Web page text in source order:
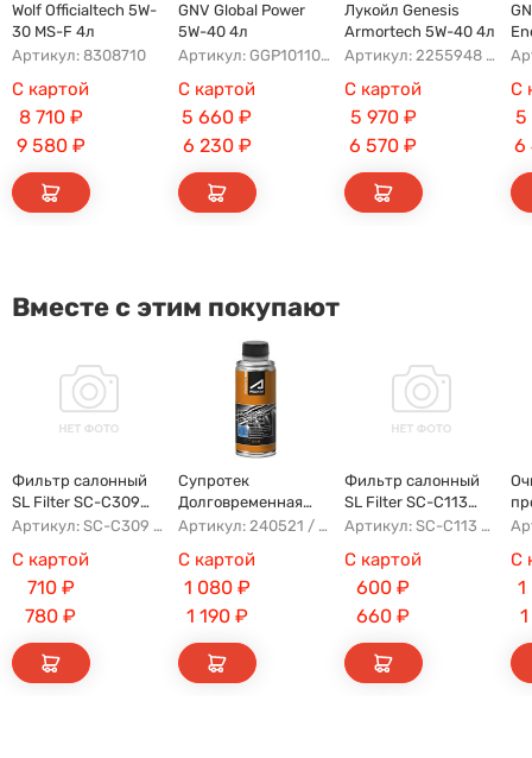
Wolf Officialtech 5W-
30 MS-F 4л
Артикул: 8308710
С картой
8 710₽
9 580₽
GNV Global Power
5W-40 4л
Артикул: GGP1011072016540540004
С картой
5 660 ₽
6 230₽
Лукойл Genesis
Armortech 5W-40 4л
Артикул: 2255948 2218832 3148675
С картой
5 970₽
6 570 ₽
С
5
6
Вместе с этим покупают
Фильтр салонный
SL Filter SC-C309
(AG854CF)
Артикул: SC-C309 AG854CF 8022021300 8025530000 AFW2992
С картой
710₽
780 ₽
Супротек
Долговременная
Промывка
Артикул: 240521 / 122929
С картой
1 080₽
1 190₽
Фильтр салонный
SL Filter SC-C113
(AG779CF)
Артикул: SC-C113 AFW1107 8104400XKZ96A AG779CF
С картой
600 ₽
660 ₽
С
1